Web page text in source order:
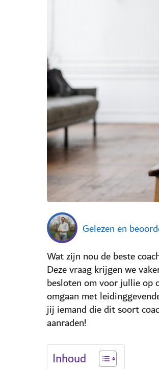
Gelezen en
Wat zijn nou de beste
Deze vraag krijgen we
besloten om voor jullie op
omgaan met
jij iemand die dit soort
aanraden!
Inhoud